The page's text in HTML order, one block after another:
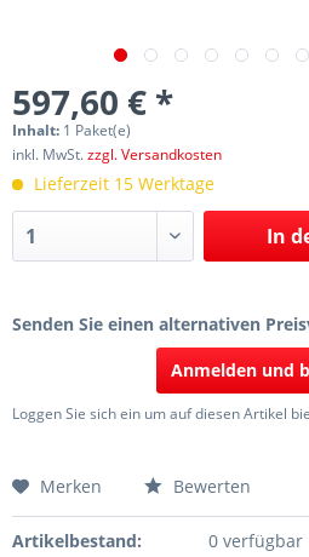
597,60 € *
Inhalt: 1 Paket(e)
inkl. MwSt.zzgl. Versandkosten
Lieferzeit 15 Werktage
In
Senden Sie einen alternativen
Anmelden und
Loggen Sie sich ein um auf diesen Artikel
Merken Bewerten
Artikelbestand:
0 verfügbar